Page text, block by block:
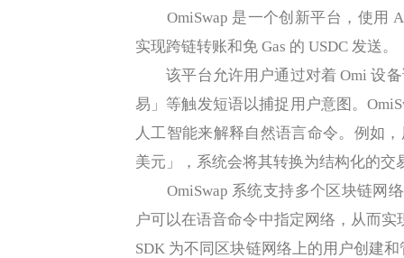
OmiSwap 是一个创新平台，使用
实现跨链转账和免 Gas 的 USDC 发送。
该平台允许用户通过对着 Omi 设备
易」等触发短语以捕捉用户意图。
人工智能来解释自然语言命令。例如
美元」，系统会将其转换为结构化的交
OmiSwap 系统支持多个区块链网络
户可以在语音命令中指定网络，从而实
SDK 为不同区块链网络上的用户创建